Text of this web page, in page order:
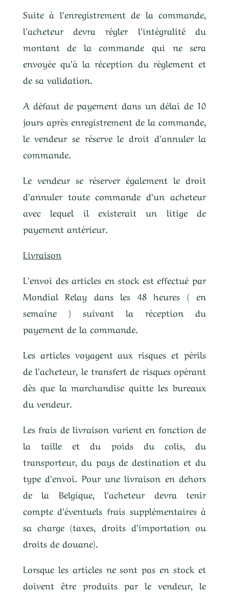
Suite à l’enregistrement de la commande,
l’acheteur devra régler l’intégralité du
montant de la commande qui ne sera
envoyée qu’à la réception du règlement et
de sa validation.
A défaut de payement dans un délai de 10
jours après enregistrement de la commande,
le vendeur se réserve le droit d’annuler la
commande.
Le vendeur se réserver également le droit
d’annuler toute commande d’un acheteur
avec lequel il existerait un litige de
payement antérieur.
Livraison
L’envoi des articles en stock est effectué par
Mondial Relay dans les 48 heures ( en
semaine ) suivant la réception du
payement de la commande.
Les articles voyagent aux risques et périls
de l’acheteur, le transfert de risques opérant
dès que la marchandise quitte les bureaux
du vendeur.
Les frais de livraison varient en fonction de
la taille et du poids du colis, du
transporteur, du pays de destination et du
type d’envoi. Pour une livraison en dehors
de la Belgique, l’acheteur devra tenir
compte d’éventuels frais supplémentaires à
sa charge (taxes, droits d’importation ou
droits de douane).
Lorsque les articles ne sont pas en stock et
doivent être produits par le vendeur, le